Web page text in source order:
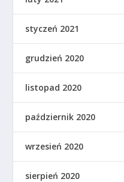
styczeń 2021
grudzień 2020
listopad 2020
październik 2020
wrzesień 2020
sierpień 2020